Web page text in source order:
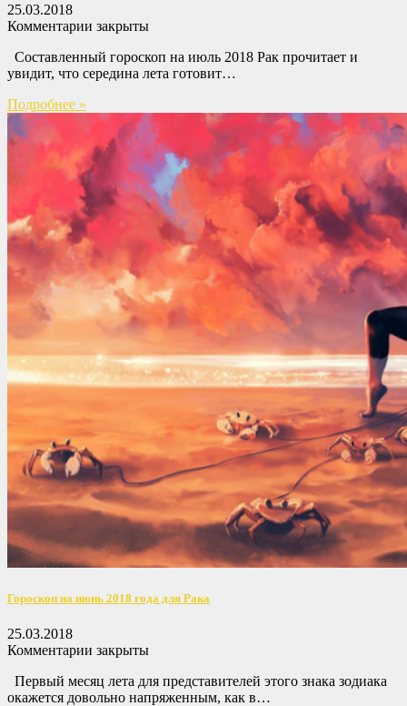
25.03.2018
Комментарии закрыты
Составленный гороскоп на июль 2018 Рак прочитает и
увидит, что середина лета готовит…
Подробнее »
Гороскоп на июнь 2018 года для Рака
25.03.2018
Комментарии закрыты
Первый месяц лета для представителей этого знака зодиака
окажется довольно напряженным, как в…